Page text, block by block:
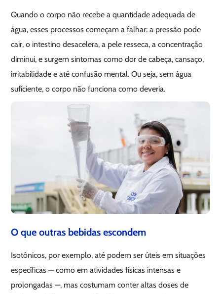
Quando o corpo não recebe a quantidade adequada de
água, esses processos começam a falhar: a pressão pode
cair, o intestino desacelera, a pele resseca, a concentração
diminui, e surgem sintomas como dor de cabeça, cansaço,
irritabilidade e até confusão mental. Ou seja, sem água
suficiente, o corpo não funciona como deveria.
O que outras bebidas escondem
Isotônicos, por exemplo, até podem ser úteis em situações
específicas — como em atividades físicas intensas e
prolongadas —, mas costumam conter altas doses de